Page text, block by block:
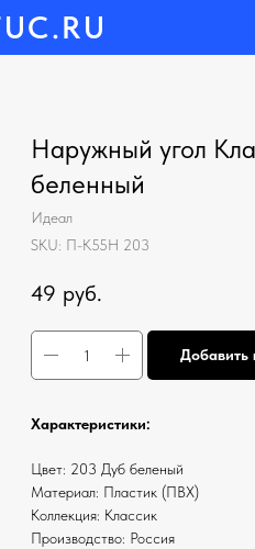
Наружный угол
беленный
Идеал
SKU: П-К55Н 203
49 руб.
Добавить
Характеристики:
Цвет: 203 Дуб беленый
Материал: Пластик (ПВХ)
Коллекция: Классик
Производство: Россия